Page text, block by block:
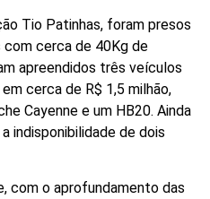
Tio Patinhas, foram presos
cerca de 40Kg de
apreendidos três veículos
cerca de R$ 1,5 milhão,
Cayenne e um HB20. Ainda
indisponibilidade de dois
com o aprofundamento das